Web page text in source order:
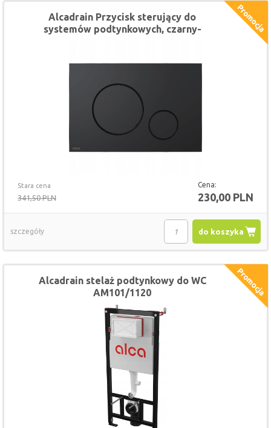
Stara cena
341,50 PLN
Cena:
230,00 PLN
Alcadrain Przycisk sterujący do
systemów podtynkowych, czarny-
do koszyka
szczegóły
Alcadrain stelaż podtynkowy do WC
AM101/1120